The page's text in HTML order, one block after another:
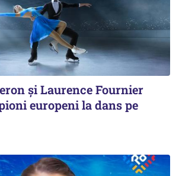
şi Laurence Fournier
europeni la dans pe